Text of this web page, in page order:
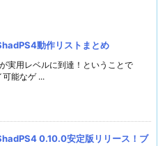
動作リストまとめ
実用レベルに到達！ということで
能なゲ ...
0.10.0安定版リリース！ブ